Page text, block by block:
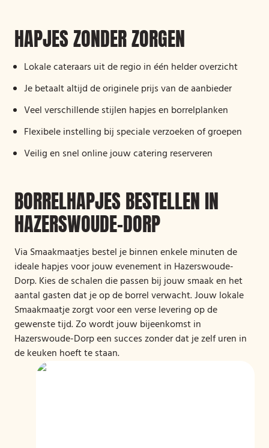
HAPJES ZONDER ZORGEN
Lokale cateraars uit de regio in één helder overzicht
Je betaalt altijd de originele prijs van de aanbieder
Veel verschillende stijlen hapjes en borrelplanken
Flexibele instelling bij speciale verzoeken of groepen
Veilig en snel online jouw catering reserveren
BORRELHAPJES BESTELLEN IN
HAZERSWOUDE-DORP
Via Smaakmaatjes bestel je binnen enkele minuten de
ideale hapjes voor jouw evenement in Hazerswoude-
Dorp. Kies de schalen die passen bij jouw smaak en het
aantal gasten dat je op de borrel verwacht. Jouw lokale
Smaakmaatje zorgt voor een verse levering op de
gewenste tijd. Zo wordt jouw bijeenkomst in
Hazerswoude-Dorp een succes zonder dat je zelf uren in
de keuken hoeft te staan.